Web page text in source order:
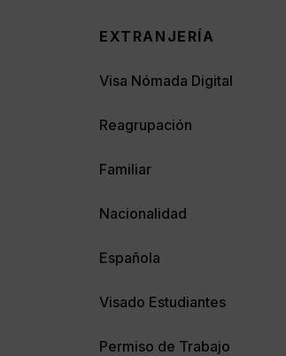
EXTRANJERÍA
Visa Nómada Digital
Reagrupación
Familiar
Nacionalidad
Española
Visado Estudiantes
Permiso de Trabajo